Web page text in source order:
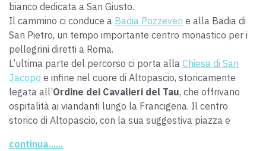
bianco dedicata a San Giusto.
Il cammino ci conduce a Badia Pozzeveri e alla Badia di
San Pietro, un tempo importante centro monastico per i
pellegrini diretti a Roma.
L’ultima parte del percorso ci porta alla Chiesa di San
Jacopo e infine nel cuore di Altopascio, storicamente
legata all’Ordine dei Cavalieri del Tau, che offrivano
ospitalità ai viandanti lungo la Francigena. Il centro
storico di Altopascio, con la sua suggestiva piazza e
questa tappa ricca di storia e spiritualità.
continua......